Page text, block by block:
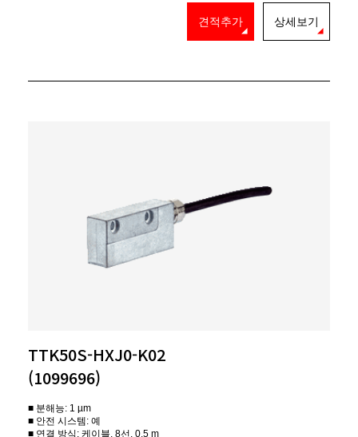
견적추가 상세보기
TTK50S-HXJ0-K02
(1099696)
■ 분해능: 1 µm
■ 안전 시스템: 예
■ 연결 방식: 케이블, 8선, 0.5 m